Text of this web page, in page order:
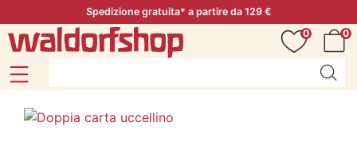
Spedizione gratuita* a partire da 129 €
0
0